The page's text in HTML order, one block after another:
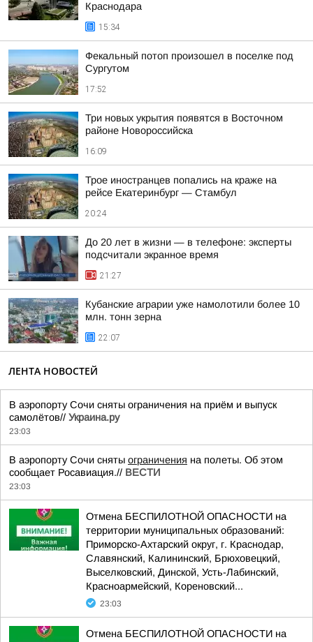
Краснодара
15:34
Фекальный потоп произошел в поселке под
Сургутом
17:52
Три новых укрытия появятся в Восточном
районе Новороссийска
16:09
Трое иностранцев попались на краже на
рейсе Екатеринбург — Стамбул
20:24
До 20 лет в жизни — в телефоне: эксперты
подсчитали экранное время
21:27
Кубанские аграрии уже намолотили более 10
млн. тонн зерна
22:07
ЛЕНТА НОВОСТЕЙ
В аэропорту Сочи сняты ограничения на приём и выпуск
самолётов// Украина.ру
23:03
В аэропорту Сочи сняты ограничения на полеты. Об этом
сообщает Росавиация.// ВЕСТИ
23:03
Отмена БЕСПИЛОТНОЙ ОПАСНОСТИ на
территории муниципальных образований:
Приморско-Ахтарский округ, г. Краснодар,
Славянский, Калининский, Брюховецкий,
Выселковский, Динской, Усть-Лабинский,
Красноармейский, Кореновский...
23:03
Отмена БЕСПИЛОТНОЙ ОПАСНОСТИ на